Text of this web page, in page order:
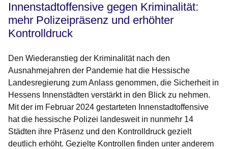
Innenstadtoffensive gegen Kriminalität:
mehr Polizeipräsenz und erhöhter
Kontrolldruck
Den Wiederanstieg der Kriminalität nach den
Ausnahmejahren der Pandemie hat die Hessische
Landesregierung zum Anlass genommen, die Sicherheit in
Hessens Innenstädten verstärkt in den Blick zu nehmen.
Mit der im Februar 2024 gestarteten Innenstadtoffensive
hat die hessische Polizei landesweit in nunmehr 14
Städten ihre Präsenz und den Kontrolldruck gezielt
deutlich erhöht. Gezielte Kontrollen finden unter anderem